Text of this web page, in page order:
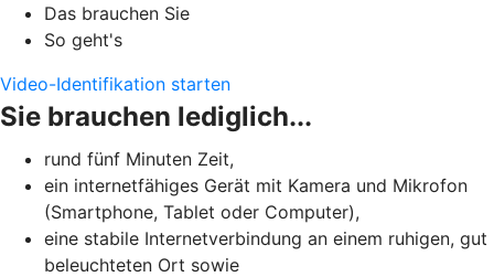
Das brauchen Sie
So geht's
Video-Identifikation starten
Sie brauchen lediglich...
rund fünf Minuten Zeit,
ein internetfähiges Gerät mit Kamera und Mikrofon
(Smartphone, Tablet oder Computer),
eine stabile Internetverbindung an einem ruhigen, gut
beleuchteten Ort sowie